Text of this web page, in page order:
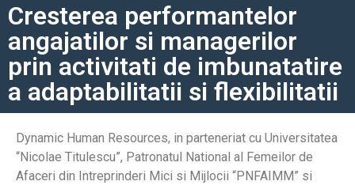
Cresterea performantelor
angajatilor si managerilor
prin activitati de imbunatatire
a adaptabilitatii si flexibilitatii
Dynamic Human Resources, in parteneriat cu Universitatea
“Nicolae Titulescu”, Patronatul National al Femeilor de
Afaceri din Intreprinderi Mici si Mijlocii “PNFAIMM” si